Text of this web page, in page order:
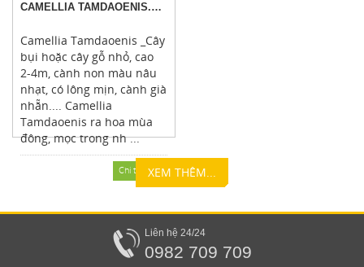
CAMELLIA TAMDAOENIS.M.SEALY
Camellia Tamdaoenis _Cây
bụi hoặc cây gỗ nhỏ, cao
2-4m, cành non màu nâu
nhạt, có lông mịn, cành già
nhẵn.... Camellia
Tamdaoenis ra hoa mùa
đông, mọc trong nh ...
Chi tiết XEM THÊM...
Liên hệ 24/24
0982 709 709